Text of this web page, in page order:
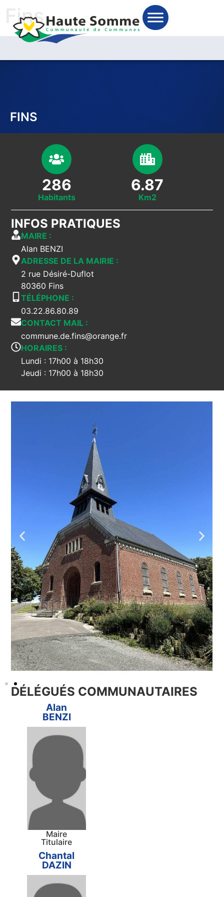
Fins
FINS
DÉLÉGUÉS COMMUNAUTAIRES
Alan
BENZI
Maire
Titulaire
Chantal
DAZIN
Habitants
286
Km2
6.87
INFOS PRATIQUES
MAIRE :
Alan BENZI
ADRESSE DE LA MAIRIE :
2 rue Désiré-Duflot
80360 Fins
TÉLÉPHONE :
03.22.86.80.89
CONTACT MAIL :
commune.de.fins@orange.fr
HORAIRES :
Lundi : 17h00 à 18h30
Jeudi : 17h00 à 18h30